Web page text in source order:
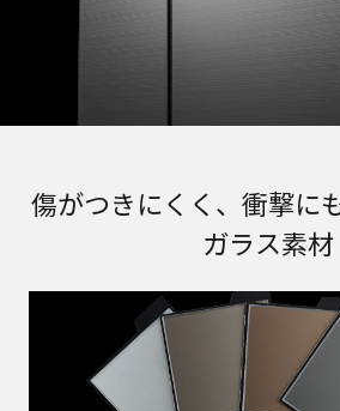
傷がつきにくく、衝撃に
ガラス素材